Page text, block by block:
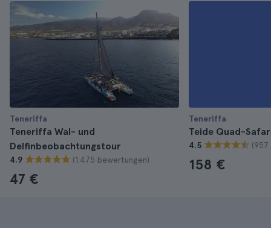
Teneriffa
Teneriffa Wal- und
Delfinbeobachtungstour
4.9 (1.475 bewertungen)
47 €
Teneriffa
Teide Quad-
4.5 (957
158 €